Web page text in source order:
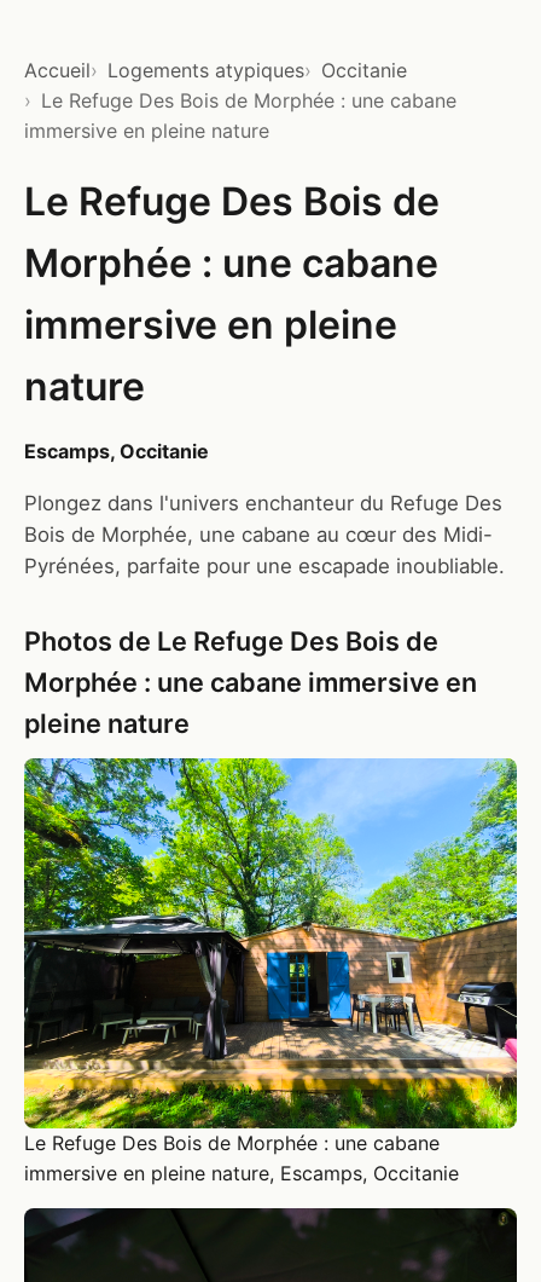
Accueil Logements atypiques
Occitanie
Le Refuge Des Bois de Morphée : une cabane
immersive en pleine nature
Le Refuge Des Bois de
Morphée : une cabane
immersive en pleine
nature
Escamps, Occitanie
Plongez dans l'univers enchanteur du Refuge Des
Bois de Morphée, une cabane au cœur des Midi-
Pyrénées, parfaite pour une escapade inoubliable.
Photos de Le Refuge Des Bois de
Morphée : une cabane immersive en
pleine nature
Le Refuge Des Bois de Morphée : une cabane
immersive en pleine nature, Escamps, Occitanie